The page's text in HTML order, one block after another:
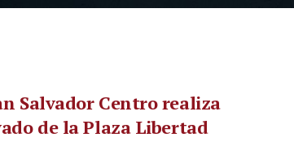
Salvador Centro realiza
de la Plaza Libertad